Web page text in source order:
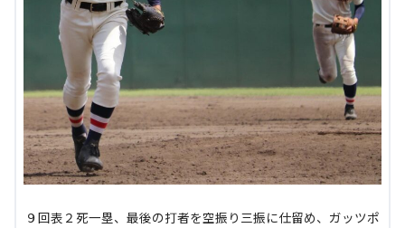
９回表２死一塁、最後の打者を空振り三振に仕留め、ガッツポ